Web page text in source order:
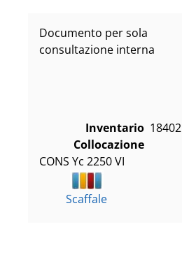
Documento per sola
consultazione interna
Inventario 18402
Collocazione
CONS Yc 2250 VI
Scaffale